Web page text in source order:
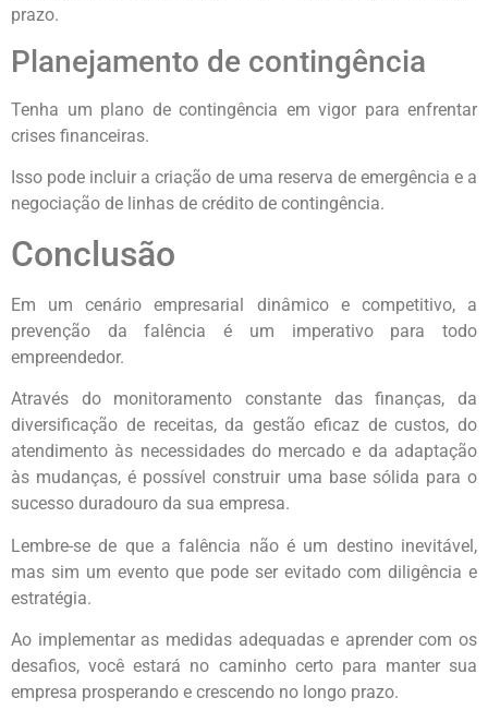
prazo.
Planejamento de contingência
Tenha um plano de contingência em vigor para enfrentar
crises financeiras.
Isso pode incluir a criação de uma reserva de emergência e a
negociação de linhas de crédito de contingência.
Conclusão
Em um cenário empresarial dinâmico e competitivo, a
prevenção da falência é um imperativo para todo
empreendedor.
Através do monitoramento constante das finanças, da
diversificação de receitas, da gestão eficaz de custos, do
atendimento às necessidades do mercado e da adaptação
às mudanças, é possível construir uma base sólida para o
sucesso duradouro da sua empresa.
Lembre-se de que a falência não é um destino inevitável,
mas sim um evento que pode ser evitado com diligência e
estratégia.
Ao implementar as medidas adequadas e aprender com os
desafios, você estará no caminho certo para manter sua
empresa prosperando e crescendo no longo prazo.